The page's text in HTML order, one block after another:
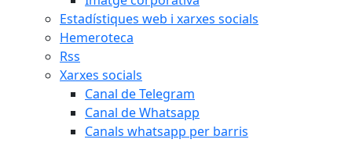
Estadístiques web i xarxes socials
Hemeroteca
Rss
Xarxes socials
Canal de Telegram
Canal de Whatsapp
Canals whatsapp per barris